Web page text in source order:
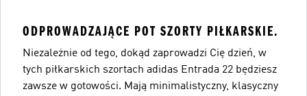
ODPROWADZAJĄCE POT SZORTY PIŁKARSKIE.
Niezależnie od tego, dokąd zaprowadzi Cię dzień, w
tych piłkarskich szortach adidas Entrada 22 będziesz
zawsze w gotowości. Mają minimalistyczny, klasyczny